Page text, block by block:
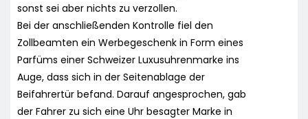
sonst sei aber nichts zu verzollen.
Bei der anschließenden Kontrolle fiel den
Zollbeamten ein Werbegeschenk in Form eines
Parfüms einer Schweizer Luxusuhrenmarke ins
Auge, dass sich in der Seitenablage der
Beifahrertür befand. Darauf angesprochen, gab
der Fahrer zu sich eine Uhr besagter Marke in